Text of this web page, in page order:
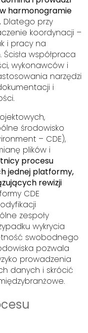
harmonogramie
Dlatego przy
koordynacji –
i pracy na
współpraca
wykonawców i
narzędzi
i
środowisko
– CDE),
plików i
procesu
jednej platformy,
rewizji
CDE
zespoły
wykrycia
swobodnego
pozwala
prowadzenia
danych i skrócić